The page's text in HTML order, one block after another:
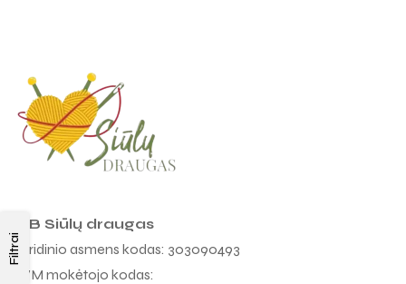
Filtrai
MB Siūlų draugas
Juridinio asmens kodas: 303090493
PVM mokėtojo kodas: